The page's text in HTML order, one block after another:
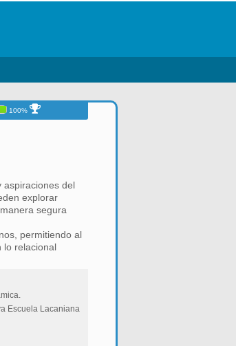
100%
aspiraciones del
explorar
segura
permitiendo al
lo relacional
Escuela Lacaniana